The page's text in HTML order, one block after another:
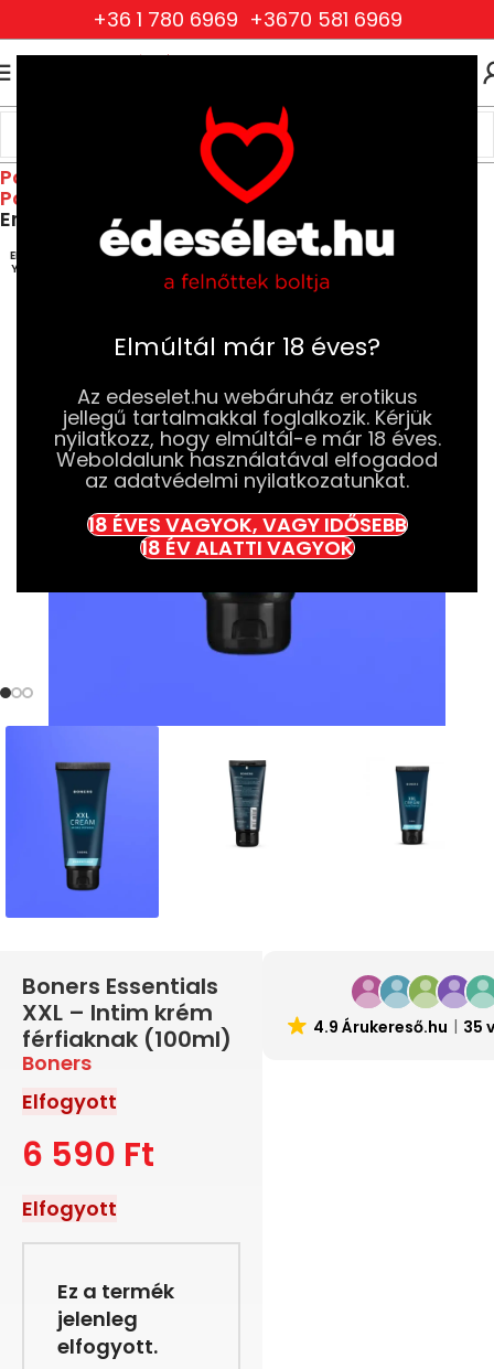
Elmúltál már 18 éves?
Az edeselet.hu webáruház erotikus
jellegű tartalmakkal foglalkozik. Kérjük
nyilatkozz, hogy elmúltál-e már 18 éves.
Weboldalunk használatával elfogadod
az adatvédelmi nyilatkozatunkat.
18 ÉVES VAGYOK, VAGY IDŐSEBB
18 ÉV ALATTI VAGYOK
+36 1 780 6969 +3670 581 6969
Drogéria és Jobb Szexuális Élmény
Jobb Szexuális Élmény
Potencianövelők és Vágyfokozók
Potencianövelők Férfiaknak
Erekció Krémek és Gélek
ELFOG
YOTT
Boners Essentials
XXL – Intim krém
férfiaknak (100ml)
Boners
Elfogyott
6 590 Ft
Elfogyott
Ez a termék
jelenleg
elfogyott.
4.9 Árukereső.hu 35